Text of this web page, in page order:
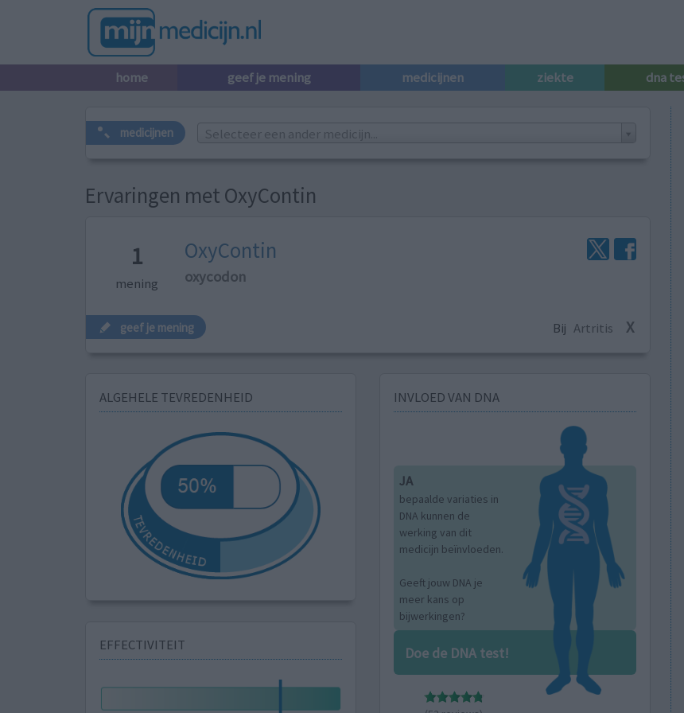
home geef je mening medicijnen ziekte dna
medicijnen Selecteer een ander medicijn...
Ervaringen met OxyContin
1
mening
OxyContin
oxycodon
geef je mening Bij Artritis X
ALGEHELE TEVREDENHEID
EFFECTIVITEIT
INVLOED VAN DNA
JA
bepaalde variaties in
DNA kunnen de
werking van dit
medicijn beïnvloeden.
Geeft jouw DNA je
meer kans op
bijwerkingen?
Doe de DNA test!